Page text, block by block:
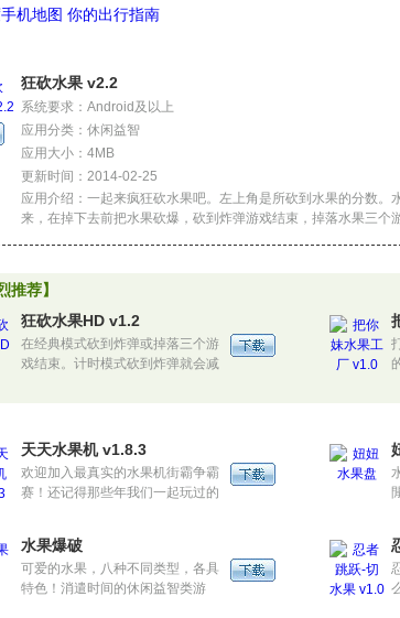
狂砍水果 v2.2
系统要求：Android及以上
应用分类：休闲益智
应用大小：4MB
更新时间：2014-02-25
应用介绍：一起来疯狂砍水果吧。左上角是所砍到水果的分数。
来，在掉下去前把水果砍爆，砍到炸弹游戏结束，掉落水果三个
推荐】
狂砍水果HD v1.2
在经典模式砍到炸弹或掉落三个游
戏结束。计时模式砍到炸弹就会减
天天水果机 v1.8.3
欢迎加入最真实的水果机街霸争霸
赛！还记得那些年我们一起玩过的
吗？你想和全国各地的水果机高手
过招吗？你想了解高手都是怎么获
取丰厚奖金的吗？现在就请加入最
水果爆破
可爱的水果，八种不同类型，各具
特色！消遣时间的休闲益智类游